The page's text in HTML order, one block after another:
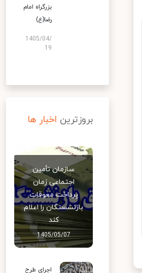
بزرگراه امام
رضا(ع)
1405/04/
19
بروزترین اخبار ها
سازمان تأمین
اجتماعی زمان
پرداخت معوقات
بازنشستگان را اعلام
کند
1405/05/07
اجرای طرح